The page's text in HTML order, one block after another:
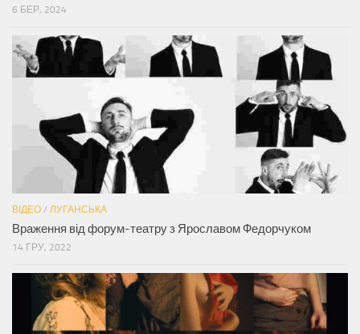
6 БЕР, 2024
ВІДЕО / ЛУГАНСЬКА
Враження від форум-театру з Ярославом Федорчуком
14 ГРУ, 2022